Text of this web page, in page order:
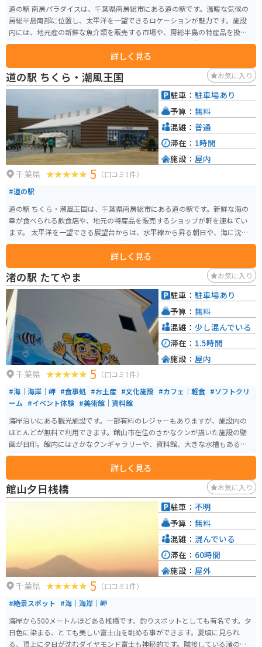
道の駅 南房パラダイスは、千葉県南房総市にある道の駅です。温暖な気候の
房総半島南部に位置し、太平洋を一望できるロケーションが魅力です。施設
内には、地元産の新鮮な魚介類を販売する市場や、房総半島の特産品を扱う
お土産コーナー、食事処などがあります。 バイクで訪れる際は、道の駅に隣
接する駐車場を利用できます。周辺には、海岸線沿いの絶景ロードが続くた
め、ツーリングの休憩スポットとしても最適です。道の駅 南房パラダイスか
らほど近い場所には、野島崎灯台や白浜海洋美術館など、観光スポットも充
実しています。 南房総の名産品は、枇杷やミカンなどの柑橘類、そして新鮮
な海の幸です。道の駅でも購入できるので、旅の思い出にいかがでしょう
か。
詳しく見る
道の駅 ちくら・潮風王国 お気に入り
千葉県 5 （口コミ1件）
#道の駅
道の駅 ちくら・潮風王国は、千葉県南房総市にある道の駅です。新鮮な海の
幸が食べられる飲食店や、地元の特産品を販売するショップが軒を連ねてい
ます。 太平洋を一望できる展望台からは、水平線から昇る朝日や、海に沈む
夕日を見ることができ、特に夕暮れ時は息をのむ美しさです。 バイクで訪れ
る際は、海岸線沿いの国道410号線を走るのがおすすめです。潮風を感じなが
ら、房総半島の美しい景色を楽しむことができます。道の駅には、広々とし
た駐車場も完備されています。 名物は、地元産の新鮮な魚介類を使った海鮮
丼や、サザエのつんだ煮です。お土産には、房総半島ならではの、びわを使
ったお菓子や、ピーナッツ製品が人気です。
詳しく見る
駐車： 駐車場あり
予算： 無料
混雑： 普通
滞在： 1時間
施設： 屋内
渚の駅 たてやま お気に入り
千葉県 5 （口コミ1件）
#海｜海岸｜岬 #食事処 #お土産 #文化施設 #カフェ｜軽食 #ソフトクリ
ーム #イベント体験 #美術館｜資料館
海岸沿いにある観光施設です。一部有料のレジャーもありますが、施設内の
ほとんどが無料で利用できます。館山市在住のさかなクンが描いた施設の壁
画が目印。館内にはさかなクンギャラリーや、資料館、大きな水槽もあるう
え、海岸風景も楽しめる盛りだくさんな施設です。
詳しく見る
駐車： 駐車場あり
予算： 無料
混雑： 少し混んでいる
滞在： 1.5時間
施設： 屋内
館山夕日桟橋 お気に入り
千葉県 5 （口コミ1件）
#絶景スポット #海｜海岸｜岬
海岸から500メートルほどある桟橋です。釣りスポットとしても有名です。夕
日色に染まる、とても美しい富士山を眺める事ができます。夏頃に見られ
る、頂上に夕日が沈むダイヤモンド富士も神秘的です。隣接している渚の駅
駐車： 不明
予算： 無料
混雑： 混んでいる
滞在： 60時間
施設： 屋外